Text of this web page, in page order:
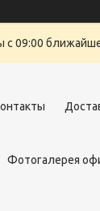
09:00
Фотогалерея